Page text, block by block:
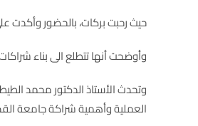
حيث رحبت بركات، بالحضور وأكدت
وأوضحت أنها تتطلع الى بناء
وتحدث الأستاذ الدكتور محمد
العملية وأهمية شراكة جامعة